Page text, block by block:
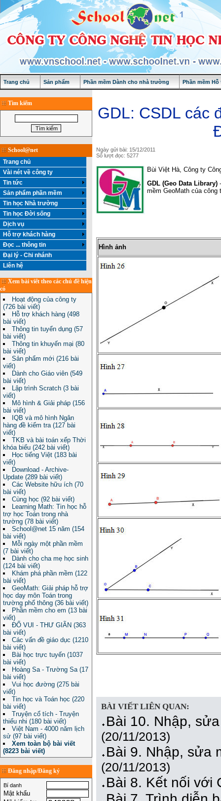
Trang chủ Sản phẩm Phần mềm Dành cho nhà trường Phần mềm
Tìm kiếm
School@net
Trang chủ
Vài nét về công ty
Tin tức
Sản phẩm phần mềm
Tin học Nhà trường
Tin học Đời sống
Dịch vụ
Hỗ trợ khách hàng
Đọc ... thông tin
Đại lý - Chi nhánh
Liên hệ
Xem bài viết theo các chủ đề hiện
có
Hoạt động của công ty
(726 bài viết)
Hỗ trợ khách hàng (498
bài viết)
Thông tin tuyển dụng (57
bài viết)
Thông tin khuyến mại (80
bài viết)
Sản phẩm mới (216 bài
viết)
Dành cho Giáo viên (549
bài viết)
Lập trình Scratch (3 bài
viết)
Mô hình & Giải pháp (156
bài viết)
IQB và mô hình Ngân
hàng đề kiểm tra (127 bài
viết)
TKB và bài toán xếp Thời
khóa biểu (242 bài viết)
Học tiếng Việt (183 bài
viết)
Download - Archive-
Update (289 bài viết)
Các Website hữu ích (70
bài viết)
Cùng học (92 bài viết)
Learning Math: Tin học hỗ
trợ học Toán trong nhà
trường (78 bài viết)
School@net 15 năm (154
bài viết)
Mỗi ngày một phần mềm
(7 bài viết)
Dành cho cha mẹ học sinh
(124 bài viết)
Khám phá phần mềm (122
bài viết)
GeoMath: Giải pháp hỗ trợ
học dạy môn Toán trong
trường phổ thông (36 bài viết)
Phần mềm cho em (13 bài
viết)
ĐỐ VUI - THƯ GIÃN (363
bài viết)
Các vấn đề giáo dục (1210
bài viết)
Bài học trực tuyến (1037
bài viết)
Hoàng Sa - Trường Sa (17
bài viết)
Vui học đường (275 bài
viết)
Tin học và Toán học (220
bài viết)
Truyện cổ tích - Truyện
thiếu nhi (180 bài viết)
Việt Nam - 4000 năm lịch
sử (97 bài viết)
Xem toàn bộ bài viết
(8223 bài viết)
Đăng nhập/Đăng ký
Bí danh
Mật khẩu
GDL: CSDL các
Ngày gửi bài: 15/12/2011
Số lượt đọc: 5277
Bùi Việt Hà, Công ty
GDL (Geo Data Library)
mềm GeoMath của
Hình ảnh
BÀI VIẾT LIÊN QUAN:
Bài 10. Nhập,
(20/11/2013)
Bài 9. Nhập, sửa
(20/11/2013)
Bài 8. Kết nối với